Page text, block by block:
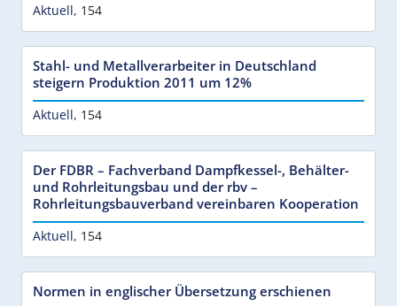
Aktuell, 154
Stahl- und Metallverarbeiter in Deutschland
steigern Produktion 2011 um 12%
Aktuell, 154
Der FDBR – Fachverband Dampfkessel-, Behälter-
und Rohrleitungsbau und der rbv –
Rohrleitungsbauverband vereinbaren Kooperation
Aktuell, 154
Normen in englischer Übersetzung erschienen